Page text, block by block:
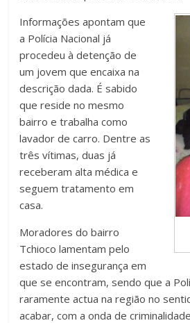
Informações apontam que
a Polícia Nacional já
procedeu à detenção de
um jovem que encaixa na
descrição dada. É sabido
que reside no mesmo
bairro e trabalha como
lavador de carro. Dentre as
três vítimas, duas já
receberam alta médica e
seguem tratamento em
casa.
Moradores do bairro
Tchioco lamentam pelo
estado de insegurança em
que se encontram, sendo que a
raramente actua na região no
acabar, com a onda de